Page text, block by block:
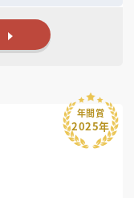
年間賞
2025年